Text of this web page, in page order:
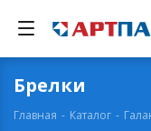
Брелки
Главная - Каталог -